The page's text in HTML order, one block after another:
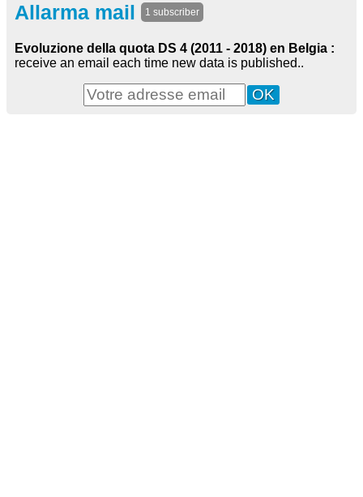
Allarma mail 1 subscriber
Evoluzione della quota DS 4 (2011 - 2018) en Belgia :
receive an email each time new data is published..